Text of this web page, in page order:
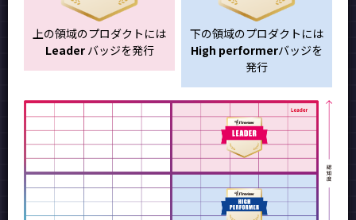
上の領域のプロダクトには
Leaderバッジを発行
下の領域のプロダクトには
High performerバッジを
発行